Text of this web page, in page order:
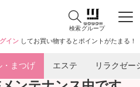
検索グループ
イン してお買い物するとポイントがたまる！
・まつげ エステ リラクゼー